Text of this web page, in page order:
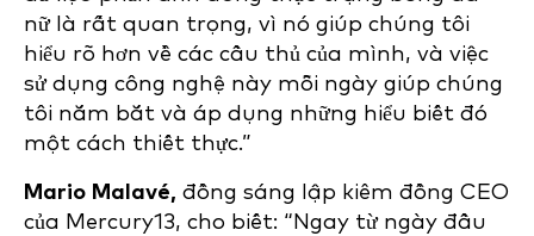
nữ là rất quan trọng, vì nó giúp chúng tôi
hiểu rõ hơn về các cầu thủ của mình, và việc
sử dụng công nghệ này mỗi ngày giúp chúng
tôi nắm bắt và áp dụng những hiểu biết đó
một cách thiết thực.”
Mario Malavé, đồng sáng lập kiêm đồng CEO
của Mercury13, cho biết: “Ngay từ ngày đầu